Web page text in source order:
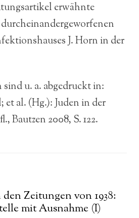
erwähnte
J. Horn in der
u. a. abgedruckt in:
al. (Hg.): Juden in der
Bautzen 2008, S. 122.
Zeitungen von 1938:
mit Ausnahme (I)